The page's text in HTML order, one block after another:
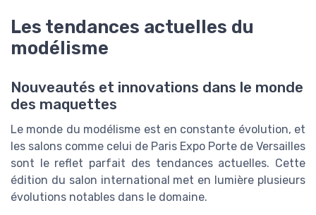
Les tendances actuelles du
modélisme
Nouveautés et innovations dans le monde
des maquettes
Le monde du modélisme est en constante évolution, et
les salons comme celui de Paris Expo Porte de Versailles
sont le reflet parfait des tendances actuelles. Cette
édition du salon international met en lumière plusieurs
évolutions notables dans le domaine.